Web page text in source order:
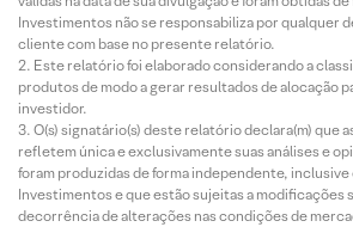
Investimentos não se responsabiliza por qualquer
cliente com base no presente relatório.
Este relatório foi elaborado considerando a
produtos de modo a gerar resultados de alocação
investidor.
O(s) signatário(s) deste relatório declara(m) que
refletem única e exclusivamente suas análises e
foram produzidas de forma independente, inclusive
Investimentos e que estão sujeitas a modificações
decorrência de alterações nas condições de